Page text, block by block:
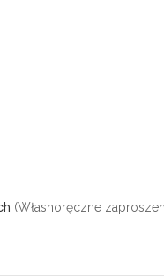
(Własnoręczne